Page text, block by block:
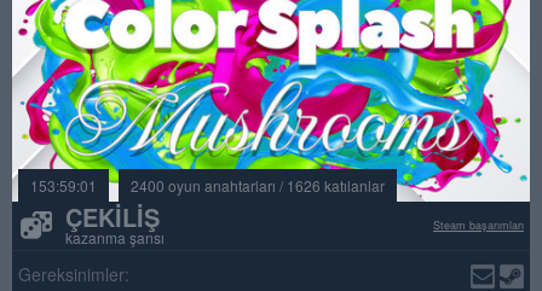
153:59:01 2400 oyun anahtarları / 1626 katılanlar
ÇEKILIŞ
kazanma şansı
Steam başarımları
Gereksinimler: